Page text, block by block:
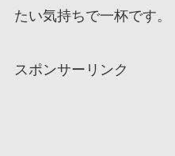
たい気持ちで一杯です。
スポンサーリンク